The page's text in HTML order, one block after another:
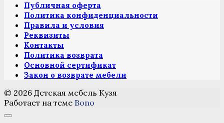
Публичная оферта
Политика конфиденциальности
Правила и условия
Реквизиты
Контакты
Политика возврата
Основной сертификат
Закон о возврате мебели
© 2026 Детская мебель Кузя
Работает на теме Bono